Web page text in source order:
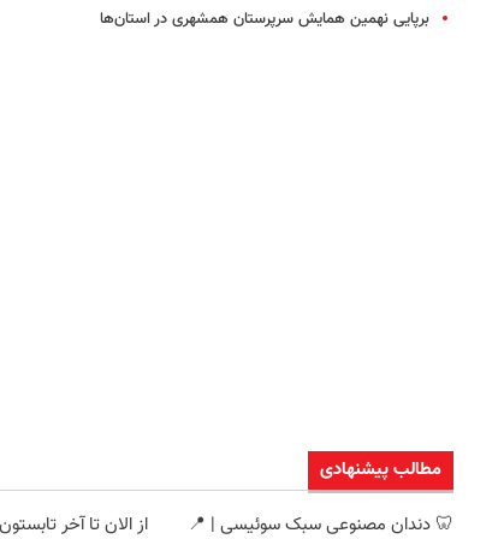
برپایی نهمین همایش سرپرستان همشهری در استان‌ها
مطالب پیشنهادی
🦷 دندان مصنوعی سبک سوئیسی | 📍